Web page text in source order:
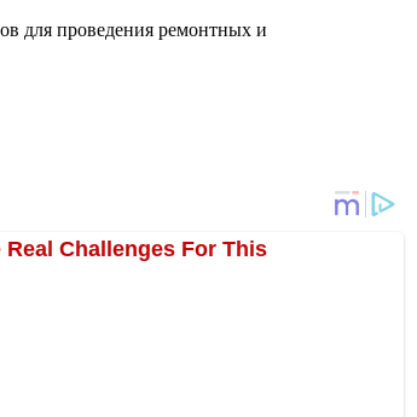
для проведения ремонтных и